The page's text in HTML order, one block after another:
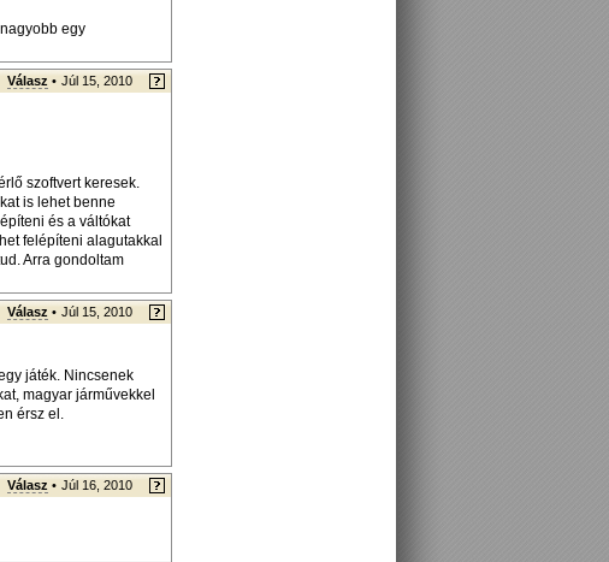
egy
Válasz • Júl 15, 2010
szoftvert keresek.
is lehet benne
és a váltókat
felépíteni alagutakkal
Arra gondoltam
Válasz • Júl 15, 2010
játék. Nincsenek
magyar járművekkel
érsz el.
Válasz • Júl 16, 2010